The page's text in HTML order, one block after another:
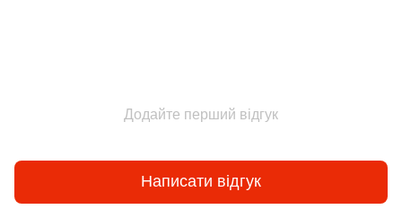
Додайте перший відгук
Написати відгук